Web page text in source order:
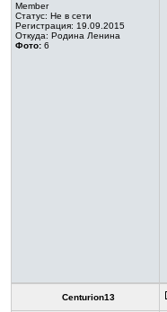
Member
Статус: Не в сети
Регистрация: 19.09.2015
Откуда: Родина Ленина
Фото: 6
Centurion13